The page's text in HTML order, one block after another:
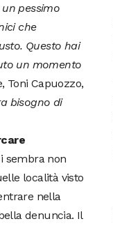
pessimo
che
Questo hai
un momento
Toni Capuozzo,
bisogno di
sembra non
località visto
nella
denuncia. Il